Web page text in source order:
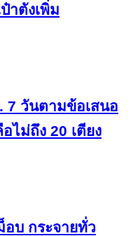
าตังเพิ่ม
7 วันตามข้อเสนอ
ไม่ถึง 20 เตียง
อบ กระจายทั่ว